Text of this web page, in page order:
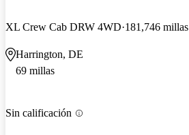
XL Crew Cab DRW 4WD 181,746 millas
Harrington, DE
69 millas
Sin calificación